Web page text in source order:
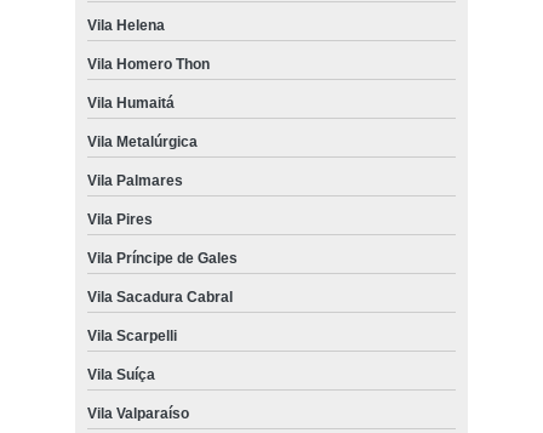
Vila Helena
Vila Homero Thon
Vila Humaitá
Vila Metalúrgica
Vila Palmares
Vila Pires
Vila Príncipe de Gales
Vila Sacadura Cabral
Vila Scarpelli
Vila Suíça
Vila Valparaíso